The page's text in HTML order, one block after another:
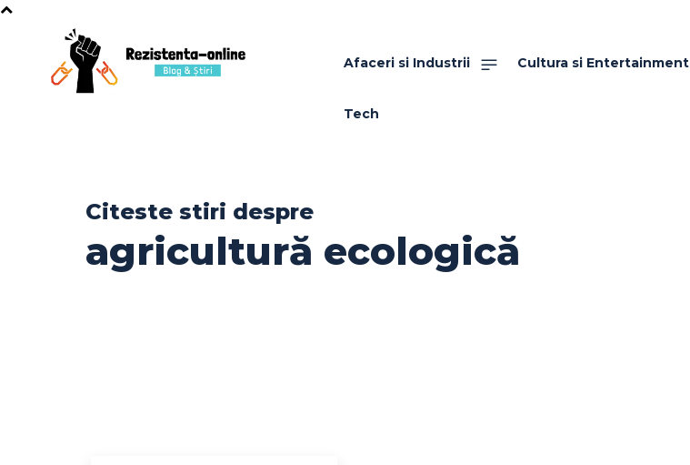
Afaceri si Industrii Cultura si Entertainment
Tech
Citeste stiri despre
agricultură ecologică